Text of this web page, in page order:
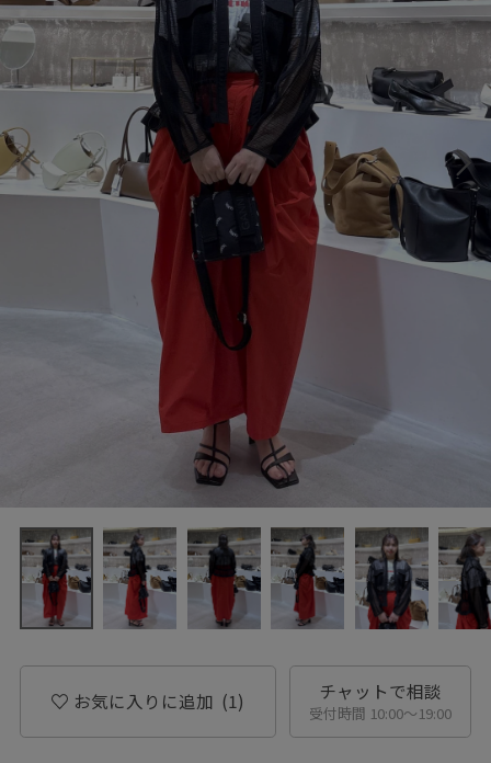
お気に入りに追加 (1) チャットで相談
受付時間 10:00〜19:00